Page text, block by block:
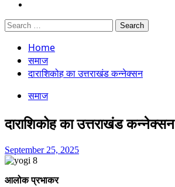
Search
for:
Home
समाज
दाराशिकोह का उत्तराखंड कन्नेक्सन
समाज
दाराशिकोह का उत्तराखंड कन्नेक्सन
September 25, 2025
आलोक प्रभाकर